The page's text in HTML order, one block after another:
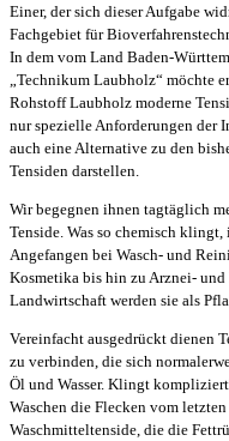
Einer, der sich dieser Aufgabe
Fachgebiet für
In dem vom Land Baden-
„Technikum Laubholz“ möchte
Rohstoff Laubholz moderne
nur spezielle Anforderungen der
auch eine Alternative zu den
Tensiden darstellen.
Wir begegnen ihnen tagtäglich
Tenside. Was so chemisch
Angefangen bei Wasch- und
Kosmetika bis hin zu Arznei-
Landwirtschaft werden sie als
Vereinfacht ausgedrückt dienen
zu verbinden, die sich
Öl und Wasser. Klingt
Waschen die Flecken vom
Waschmitteltenside, die die